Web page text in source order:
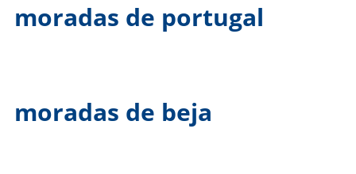
moradas de portugal
moradas de beja